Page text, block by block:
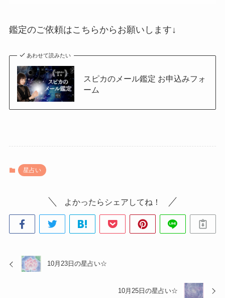
鑑定のご依頼はこちらからお願いします↓
あわせて読みたい
スピカのメール鑑定 お申込みフォ
ーム
星占い
よかったらシェアしてね！
10月23日の星占い☆
10月25日の星占い☆